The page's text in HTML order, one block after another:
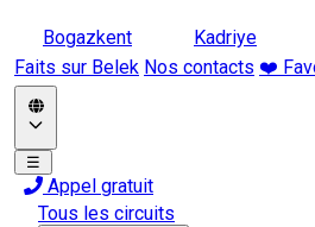
Bogazkent Kadriye
Faits sur Belek Nos contacts ❤️
☰
Appel gratuit
Tous les circuits